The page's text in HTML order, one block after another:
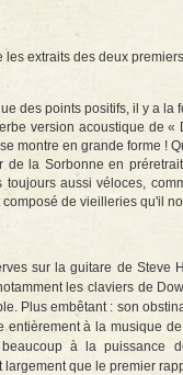
les extraits des deux
des points positifs, il y a la
version acoustique de «
montre en grande forme !
de la Sorbonne en
toujours aussi véloces,
composé de vieilleries qu'il
sur la guitare de Steve
les claviers de
Plus embêtant : son
entièrement à la musique
à la puissance
largement que le premier